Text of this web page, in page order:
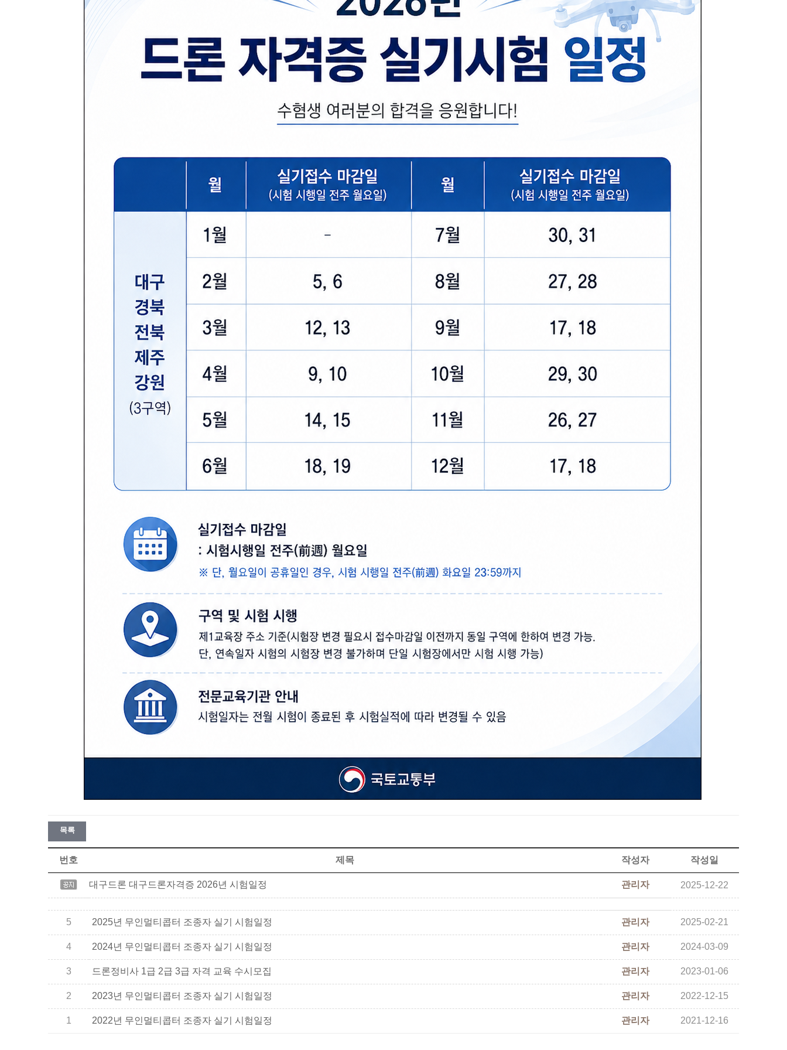
목록
번호 제목 작성자 작성일
대구드론 대구드론자격증 2026년 시험일정 관리자 2025-12-22
5 2025년 무인멀티콥터 조종자 실기 시험일정 관리자 2025-02-21
4 2024년 무인멀티콥터 조종자 실기 시험일정 관리자 2024-03-09
3 드론정비사 1급 2급 3급 자격 교육 수시모집 관리자 2023-01-06
2 2023년 무인멀티콥터 조종자 실기 시험일정 관리자 2022-12-15
1 2022년 무인멀티콥터 조종자 실기 시험일정 관리자 2021-12-16